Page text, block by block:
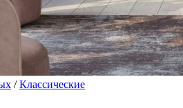
/Классические